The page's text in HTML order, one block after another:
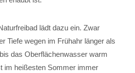
lädt dazu ein. Zwar
Tiefe wegen im Frühahr länger als
das Oberflächen­wasser warm
im heißesten Sommer immer